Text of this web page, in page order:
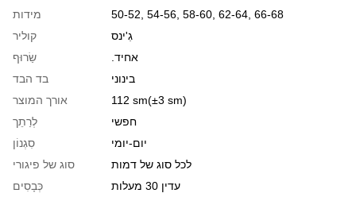
מידות
50-52, 54-56, 58-60, 62-64, 66-68
קוליר
גִ'ינס
שַׂרוּף
.אחיד
בד הבד
בינוני
אורך המוצר
112 sm(±3 sm)
לְרַתֵך
חפשי
סִגְנוֹן
יום-יומי
סוג של פיגורי
לכל סוג של דמות
כְּבָסִים
עדין 30 מעלות